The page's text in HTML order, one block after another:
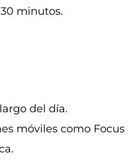
minutos.
del día.
móviles como Focus